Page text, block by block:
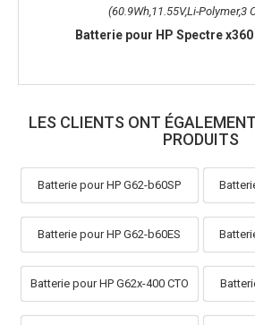
(60.9Wh,11.55V,Li-Polymer,3
Batterie pour HP Spectre
LES CLIENTS ONT
PRODUITS
Batterie pour HP G62-b60SP
Batterie pour HP G62-b60ES
Batterie pour HP G62x-400 CTO